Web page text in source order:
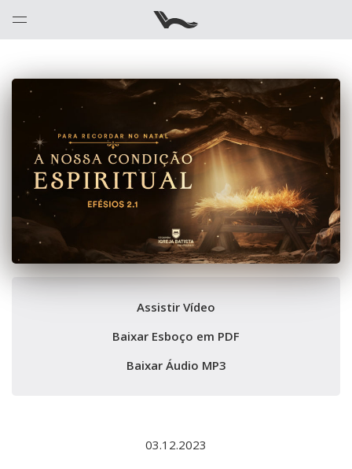
Assistir Vídeo
Baixar Esboço em PDF
Baixar Áudio MP3
03.12.2023